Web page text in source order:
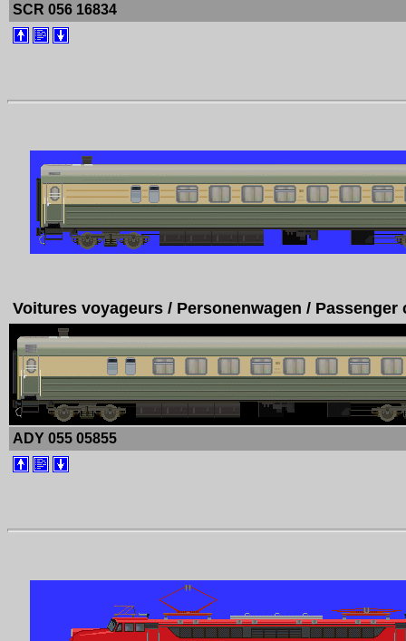
SCR 056 16834
Voitures voyageurs / Personenwagen / Passenger
ADY 055 05855